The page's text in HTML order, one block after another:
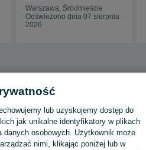
Warszawa, Śródmieście
Odświeżono dnia 07 sierpnia
2026
Smartfony i telefony komórkowe
iPhone - Warszawa
lub uzyskujemy dostęp do
jak unikalne identyfikatory w plikach
danych osobowych. Użytkownik może
nimi, klikając poniżej lub w